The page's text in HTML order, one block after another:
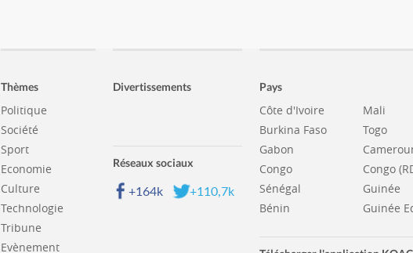
Thèmes
Politique
Société
Sport
Economie
Culture
Technologie
Tribune
Evènement
Divertissements
Réseaux sociaux
+164k +110,7k
Pays
Côte d'Ivoire
Burkina Faso
Gabon
Congo
Sénégal
Bénin
Mali
Togo
Congo
Guinée
Guinée